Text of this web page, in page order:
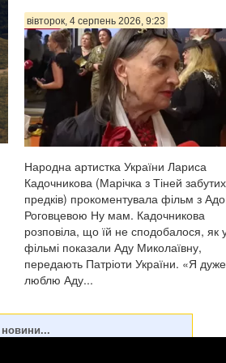
відповідала на зап...
вівторок, 4 серпень 2026, 9:23
Народна артистка України Лариса
Кадочникова (Марічка з Тіней забутих
предків) прокоментувала фільм з
Роговцевою Ну мам. Кадочникова
розповіла, що їй не сподобалося, як
фільмі показали Аду Миколаївну,
передають Патріоти України. «Я дуже
люблю Аду...